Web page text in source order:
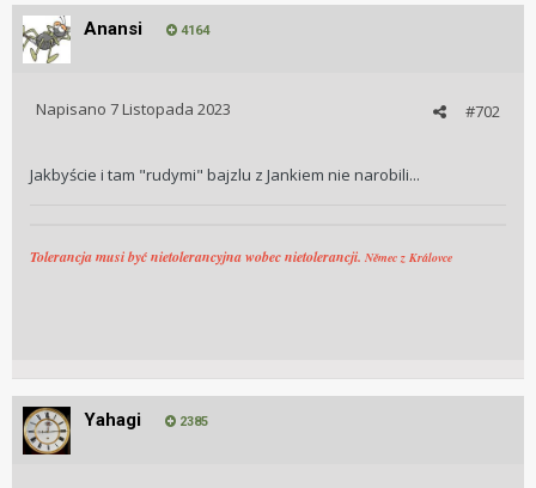
Anansi 4164
#702
Napisano 7 Listopada 2023
Jakbyście i tam "rudymi" bajzlu z Jankiem nie narobili...
Tolerancja musi być nietolerancyjna wobec nietolerancji. Němec z Královce
Yahagi 2385